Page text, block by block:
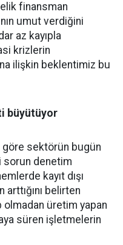
finansman
umut verdiğini
az kayıpla
krizlerin
ilişkin beklentimiz bu
büyütüyor
göre sektörün bugün
sorun denetim
kayıt dışı
belirten
üretim yapan
süren işletmelerin